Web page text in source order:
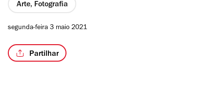
Arte, Fotografia
segunda-feira 3 maio 2021
Partilhar